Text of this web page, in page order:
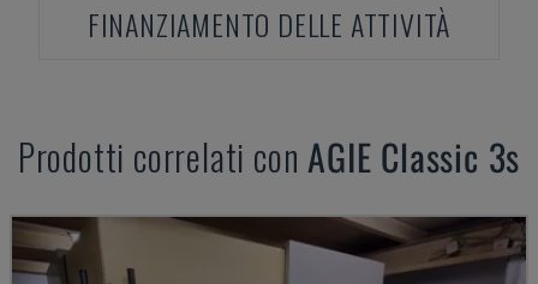
FINANZIAMENTO DELLE ATTIVITÀ
Prodotti correlati conAGIE Classic 3s